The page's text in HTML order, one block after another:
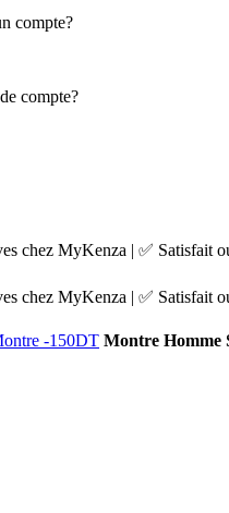
compte?
compte?
chez MyKenza | ✅ Satisfait
chez MyKenza | ✅ Satisfait
-150DT Montre Homme